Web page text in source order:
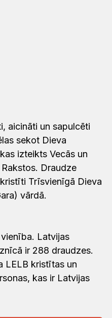
aicināti un sapulcēti
sekot Dieva
izteikts Vecās un
Draudze
Trīsvienīgā Dieva
vārdā.
Latvijas
ir 288 draudzes.
LELB kristītas un
kas ir Latvijas